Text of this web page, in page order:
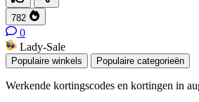
782
0
Lady-Sale
Populaire winkels Populaire categorieën
Werkende kortingscodes en kortingen in